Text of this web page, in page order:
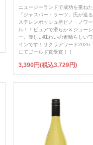
ニュージーランドで成功を重ねた
「ジャスパー・ラーツ」氏が造る
ステレンボッシュ産ピノ・ノワー
ル！！ピュアで滑らか＆ジューシ
ー。優しい味わいの素晴らしいワ
インです！サクラアワード2026
にてゴールド賞受賞！！
3,390円(税込3,729円)